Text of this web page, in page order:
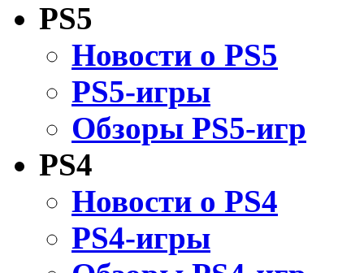
PS5
Новости о PS5
PS5-игры
Обзоры PS5-игр
PS4
Новости о PS4
PS4-игры